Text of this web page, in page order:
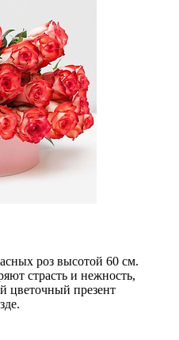
роз высотой 60 см.
страсть и нежность,
цветочный презент